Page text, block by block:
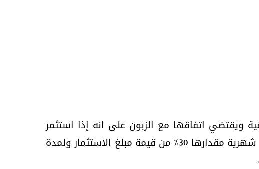
ويقتضي اتفاقها مع الزبون على انه إذا استثمر
مبلغاً من المال عندها لا يقل عن 1000 يورو ولا يزيد عن 100.000يورو فان الشركة تمنح أرباحاً شهرية مقدارها 30% من قيمة مبلغ الاستثمار ولمدة